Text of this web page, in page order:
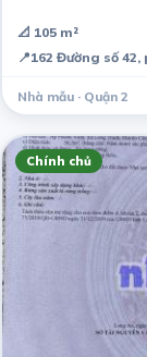
📐 105 m²
📍162 Đường số
Nhà mẫu · Quận 2
Chính chủ